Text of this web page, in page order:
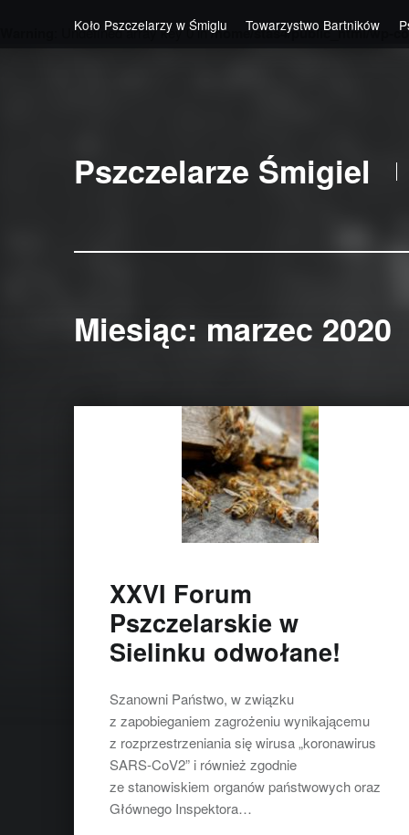
: Undefined array key 0 in/home/stas4/public_html/wp-
Koło Pszczelarzy w Śmiglu
Towarzystwo Bartników
Pszczelarze Śmigiel
Miesiąc: marzec 2020
XXVI Forum
Pszczelarskie w
Sielinku odwołane!
Szanowni Państwo, w związku
z zapobieganiem zagrożeniu wynikającemu
z rozprzestrzeniania się wirusa „koronawirus
SARS-CoV2” i również zgodnie
ze stanowiskiem organów państwowych oraz
Głównego Inspektora…